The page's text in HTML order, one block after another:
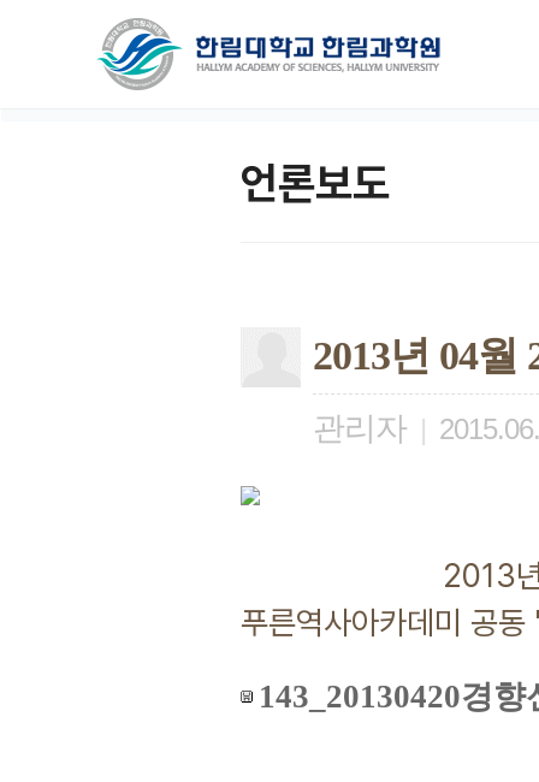
언론보도
2013년 04
관리자 |
2013년 04월
푸른역사아카데미 공
143_20130420경